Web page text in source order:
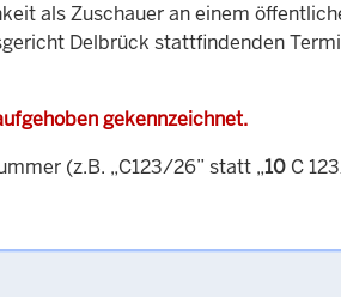
als Zuschauer an einem
Delbrück stattfindenden
gekennzeichnet.
(z.B. „C123/26” statt „10 C